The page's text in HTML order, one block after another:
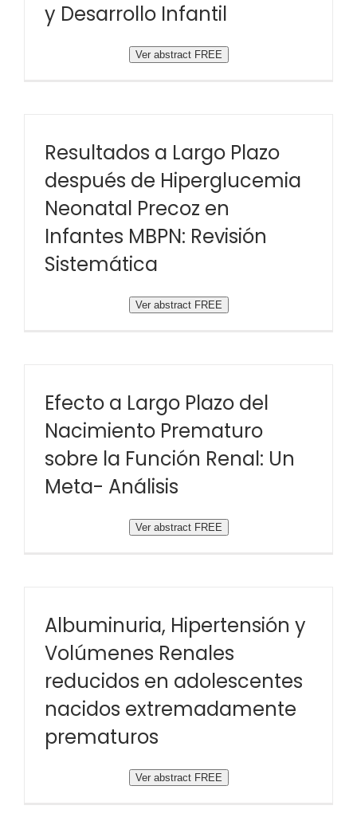
y Desarrollo Infantil
Ver abstract FREE
Resultados a Largo Plazo
después de Hiperglucemia
Neonatal Precoz en
Infantes MBPN: Revisión
Sistemática
Ver abstract FREE
Efecto a Largo Plazo del
Nacimiento Prematuro
sobre la Función Renal: Un
Meta- Análisis
Ver abstract FREE
Albuminuria, Hipertensión y
Volúmenes Renales
reducidos en adolescentes
nacidos extremadamente
prematuros
Ver abstract FREE